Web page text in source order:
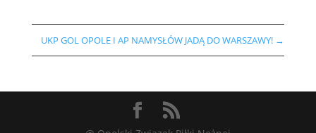
UKP GOL OPOLE I AP NAMYSŁÓW JADĄ DO WARSZAWY! →